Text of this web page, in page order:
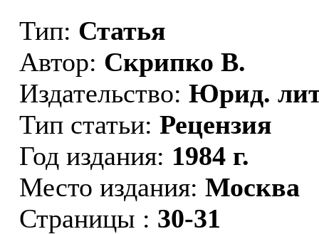
Тип: Статья
Автор: Скрипко В.
Издательство: Юрид.
Тип статьи: Рецензия
Год издания: 1984 г.
Место издания: Москва
Страницы : 30-31